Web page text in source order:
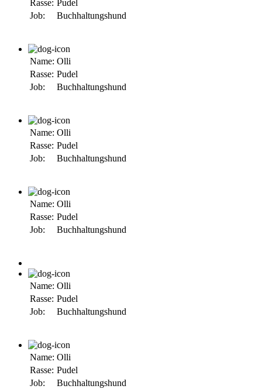
Rasse: Pudel
Job:
Buchhaltungshund
Name: Olli
Rasse: Pudel
Job:
Buchhaltungshund
Name: Olli
Rasse: Pudel
Job:
Buchhaltungshund
Name: Olli
Rasse: Pudel
Job:
Buchhaltungshund
Name: Olli
Rasse: Pudel
Job:
Buchhaltungshund
Name: Olli
Rasse: Pudel
Job:
Buchhaltungshund